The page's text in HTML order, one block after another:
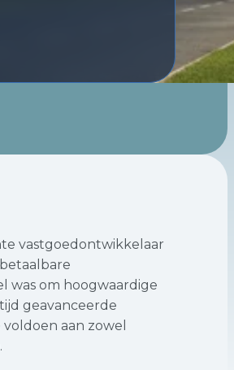
vastgoedontwikkelaar
was om hoogwaardige
geavanceerde
aan zowel